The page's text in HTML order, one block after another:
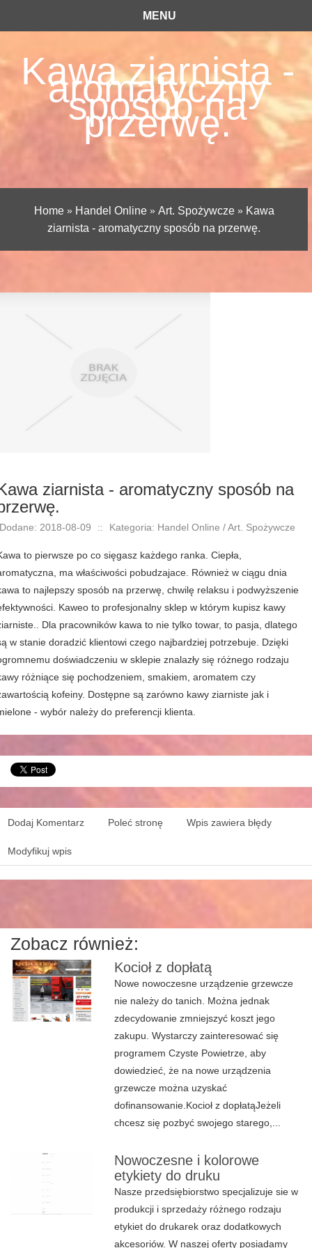
MENU
Kawa ziarnista -
aromatyczny
sposób na
przerwę.
Home» Handel Online» Art. Spożywcze» Kawa
ziarnista - aromatyczny sposób na przerwę.
ziarnista - aromatyczny sposób na
Dodane: 2018-08-09 :: Kategoria: Handel Online / Art. Spożywcze
to pierwsze po co sięgasz każdego ranka. Ciepła,
ma właściwości pobudzajace. Również w ciągu dnia
to najlepszy sposób na przerwę, chwilę relaksu i podwyższenie
Kaweo to profesjonalny sklep w którym kupisz kawy
Dla pracowników kawa to nie tylko towar, to pasja, dlatego
w stanie doradzić klientowi czego najbardziej potrzebuje. Dzięki
doświadczeniu w sklepie znalazły się różnego rodzaju
różniące się pochodzeniem, smakiem, aromatem czy
kofeiny. Dostępne są zarówno kawy ziarniste jak i
- wybór należy do preferencji klienta.
Dodaj Komentarz Poleć stronę Wpis zawiera błędy
Modyfikuj wpis
Zobacz również:
Kocioł z dopłatą
Nowe nowoczesne urządzenie grzewcze
nie należy do tanich. Można jednak
zdecydowanie zmniejszyć koszt jego
zakupu. Wystarczy zainteresować się
programem Czyste Powietrze, aby
dowiedzieć, że na nowe urządzenia
grzewcze można uzyskać
dofinansowanie.Kocioł z dopłatąJeżeli
chcesz się pozbyć swojego starego,...
Nowoczesne i kolorowe
etykiety do druku
Nasze przedsiębiorstwo specjalizuje sie w
produkcji i sprzedaży różnego rodzaju
etykiet do drukarek oraz dodatkowych
akcesoriów. W naszej oferty posiadamy